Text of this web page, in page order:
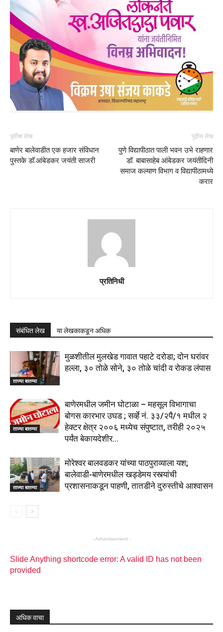
पूर्वीचा लेख
बाणेर बालेवाडीत एक हजार संविधान
पुस्तके डॉ.आंबेडकर जयंती साजरी
पुढील लेख
पुणे विद्यापीठात पाली भवन उभे राहणार
डॉ. बाबासाहेब आंबेडकर जयंतीदिनी
समाज कल्याण विभाग व विद्यापीठामध्ये
करार
प्रतिनिधी
संबंधित लेख या लेखकाकडून अधिक
ताज्या बातम्या
मुळशीतील मुलखेड गावात पहाटे दरोडा; दोन घरांवर
हल्ला, ३० तोळे सोने, ३० तोळे चांदी व रोकड लंपास
ताज्या बातम्या
बाणेरमधील जमीन घोटाळा – महसूल विभागाचा
बोगस कारभार उघड ; सर्व्हे नं. ३३/२पै/१ मधील २
हेक्टर क्षेत्र २००६ मध्येच संपुष्टात, तरीही २०२५
पर्यंत बेकायदेशीर...
ताज्या बातम्या
मोरेश्वर बालवडकर यांच्या पाठपुराव्याला यश;
बालेवाडी-बाणेरमधील खड्डेमय रस्त्यांची
प्रशासनाकडून पाहणी, तातडीने दुरुस्तीचे आश्वासन
- Advertisement -
Slide Anything shortcode error: A valid ID has not been
provided
अधिक वाचा